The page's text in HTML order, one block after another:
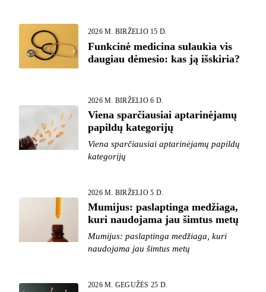
2026 M. BIRŽELIO 15 D.
Funkcinė medicina sulaukia vis
daugiau dėmesio: kas ją išskiria?
2026 M. BIRŽELIO 6 D.
Viena sparčiausiai aptarinėjamų
papildų kategorijų
Viena sparčiausiai aptarinėjamų papildų
kategorijų
2026 M. BIRŽELIO 5 D.
Mumijus: paslaptinga medžiaga,
kuri naudojama jau šimtus metų
Mumijus: paslaptinga medžiaga, kuri
naudojama jau šimtus metų
2026 M. GEGUŽĖS 25 D.